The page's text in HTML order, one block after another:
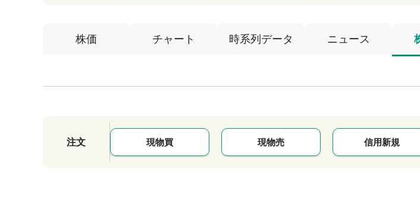
株価 チャート 時系列データ ニュース
注文 現物買 現物売 信用新規